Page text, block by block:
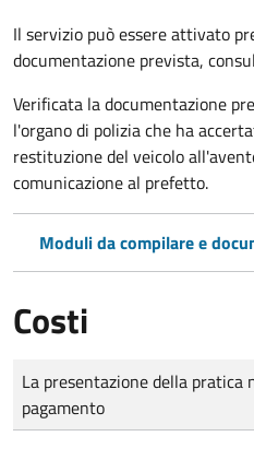
Il servizio può essere attivato
documentazione prevista,
Verificata la documentazione
l'organo di polizia che ha
restituzione del veicolo
comunicazione al prefetto.
Moduli da compilare e
Costi
Tipo di pagamento
Importo
La presentazione della pratica
pagamento